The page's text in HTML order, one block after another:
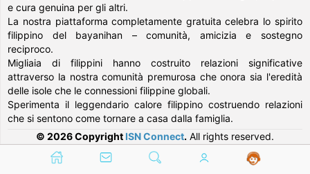
e cura genuina per gli altri.
La nostra piattaforma completamente gratuita celebra lo spirito
filippino del bayanihan – comunità, amicizia e sostegno
reciproco.
Migliaia di filippini hanno costruito relazioni significative
attraverso la nostra comunità premurosa che onora sia l'eredità
delle isole che le connessioni filippine globali.
Sperimenta il leggendario calore filippino costruendo relazioni
che si sentono come tornare a casa dalla famiglia.
© 2026 Copyright ISN Connect. All rights reserved.